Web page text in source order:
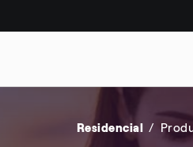
CASOS DE
Residencial